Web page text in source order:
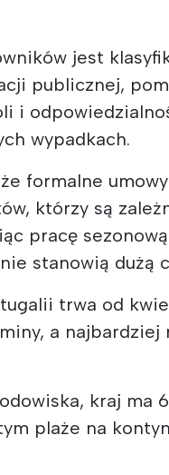
jest
publicznej,
i
wypadkach.
formalne
którzy są
pracę
stanowią dużą
trwa od
a najbardziej
kraj ma
plaże na